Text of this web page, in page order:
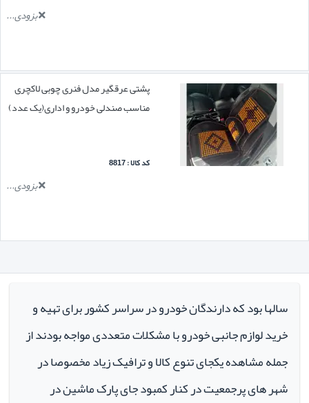
بزودی...
پشتی عرقگیر مدل فنری چوبی لاکچری
مناسب صندلی خودرو و اداری(یک عدد)
کد کالا : 8817
بزودی...
سالها بود که دارندگان خودرو در سراسر کشور برای تهیه و
خرید لوازم جانبی خودرو با مشکلات متعددی مواجه بودند از
جمله مشاهده یکجای تنوع کالا و ترافیک زیاد مخصوصا در
شهر های پرجمعیت در کنار کمبود جای پارک ماشین در